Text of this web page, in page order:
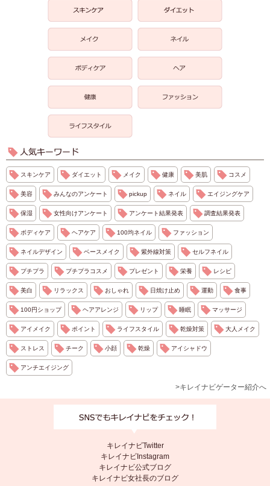
スキンケア ダイエット メイク 健康 美肌 コスメ
美容 みんなのアンケート pickup ネイル エイジングケア
保湿 女性向けアンケート アンケート結果発表 調査結果発表
ボディケア ヘアケア 100均ネイル ファッション
ネイルデザイン ベースメイク 紫外線対策 セルフネイル
プチプラ プチプラコスメ プレゼント 栄養 レシピ
美白 リラックス おしゃれ 日焼け止め 運動 食事
100円ショップ ヘアアレンジ リップ 睡眠 マッサージ
アイメイク ポイント ライフスタイル 乾燥対策 大人メイク
ストレス チーク 小顔 乾燥 アイシャドウ
アンチエイジング
>キレイナビゲーター紹介へ
キレイナビTwitter
キレイナビInstagram
キレイナビ公式ブログ
キレイナビ女社長のブログ